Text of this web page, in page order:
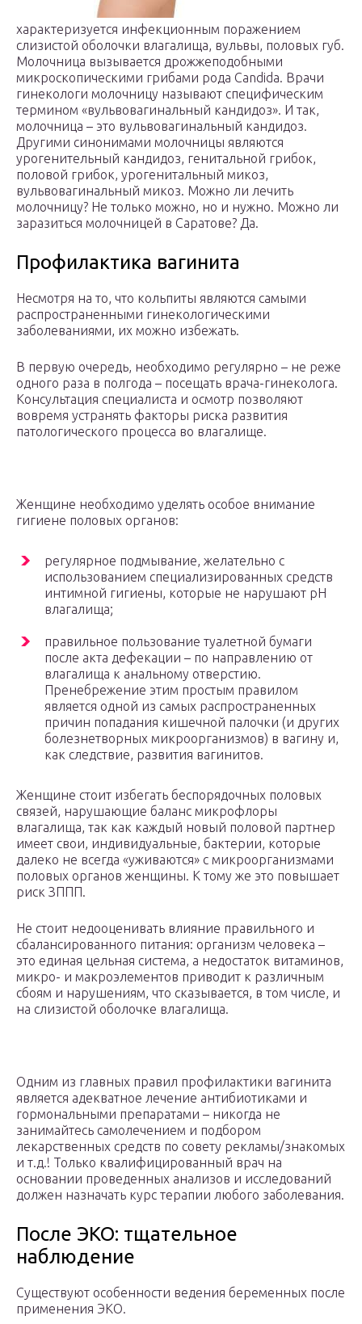
характеризуется инфекционным поражением
слизистой оболочки влагалища, вульвы, половых губ.
Молочница вызывается дрожжеподобными
микроскопическими грибами рода Candida. Врачи
гинекологи молочницу называют специфическим
термином «вульвовагинальный кандидоз». И так,
молочница – это вульвовагинальный кандидоз.
Другими синонимами молочницы являются
урогенительный кандидоз, генитальной грибок,
половой грибок, урогенитальный микоз,
вульвовагинальный микоз. Можно ли лечить
молочницу? Не только можно, но и нужно. Можно ли
заразиться молочницей в Саратове? Да.
Профилактика вагинита
Несмотря на то, что кольпиты являются самыми
распространенными гинекологическими
заболеваниями, их можно избежать.
В первую очередь, необходимо регулярно – не реже
одного раза в полгода – посещать врача-гинеколога.
Консультация специалиста и осмотр позволяют
вовремя устранять факторы риска развития
патологического процесса во влагалище.
Женщине необходимо уделять особое внимание
гигиене половых органов:
регулярное подмывание, желательно с
использованием специализированных средств
интимной гигиены, которые не нарушают рН
влагалища;
правильное пользование туалетной бумаги
после акта дефекации – по направлению от
влагалища к анальному отверстию.
Пренебрежение этим простым правилом
является одной из самых распространенных
причин попадания кишечной палочки (и других
болезнетворных микроорганизмов) в вагину и,
как следствие, развития вагинитов.
Женщине стоит избегать беспорядочных половых
связей, нарушающие баланс микрофлоры
влагалища, так как каждый новый половой партнер
имеет свои, индивидуальные, бактерии, которые
далеко не всегда «уживаются» с микроорганизмами
половых органов женщины. К тому же это повышает
риск ЗППП.
Не стоит недооценивать влияние правильного и
сбалансированного питания: организм человека –
это единая цельная система, а недостаток витаминов,
микро- и макроэлементов приводит к различным
сбоям и нарушениям, что сказывается, в том числе, и
на слизистой оболочке влагалища.
Одним из главных правил профилактики вагинита
является адекватное лечение антибиотиками и
гормональными препаратами – никогда не
занимайтесь самолечением и подбором
лекарственных средств по совету рекламы/знакомых
и т.д.! Только квалифицированный врач на
основании проведенных анализов и исследований
должен назначать курс терапии любого заболевания.
После ЭКО: тщательное
наблюдение
Существуют особенности ведения беременных после
применения ЭКО.